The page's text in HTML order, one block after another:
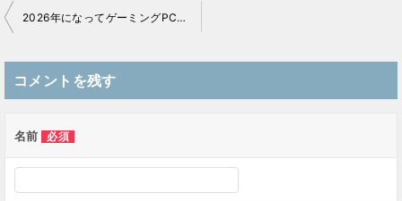
稿
ナ
ビ
ー
シ
2026年になってゲーミングPCの価格は高止まり！メモリ・SSD価格高騰の影響は甚大
コメントを残す
名前 必須